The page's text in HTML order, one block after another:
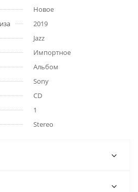
Новое
2019
Jazz
Импортное
Альбом
Sony
CD
1
Stereo